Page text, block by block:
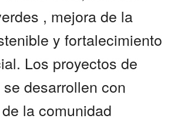
, mejora de la
y fortalecimiento
Los proyectos de
desarrollen con
la comunidad